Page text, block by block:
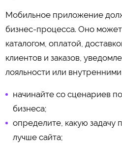
Мобильное приложение
бизнес-процесса. Оно может
каталогом, оплатой,
клиентов и заказов,
лояльности или
начинайте со сценариев
бизнеса;
определите, какую
лучше сайта;